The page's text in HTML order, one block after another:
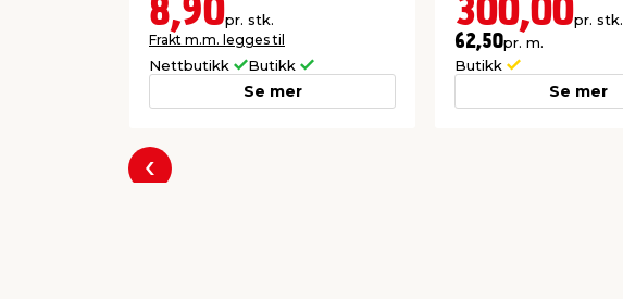
8,90pr. stk.
Frakt m.m. legges til
Nettbutikk Butikk
Se mer
300,00pr. stk.
62,50pr. m.
Butikk
Se mer
Forrige